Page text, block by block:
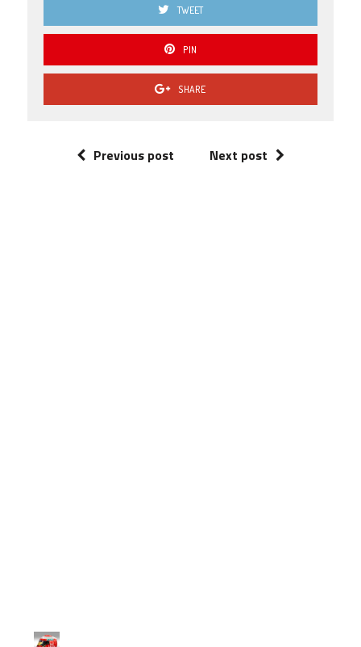
TWEET
PIN
SHARE
Previous post Next post